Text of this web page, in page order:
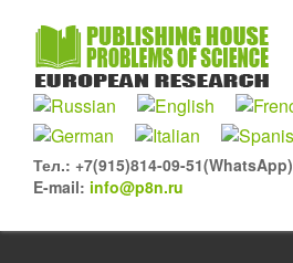
Тел.: +7(915)814-09-51(WhatsApp)
E-mail: info@p8n.ru